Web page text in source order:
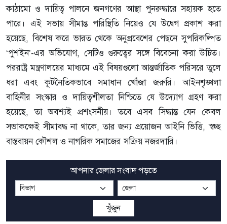
কাঠামো ও দায়িত্ব পালনে জনগণের আস্থা পুনরুদ্ধারে সহায়ক হতে
পারে। এই সভায় সীমান্ত পরিস্থিতি নিয়েও যে উদ্বেগ প্রকাশ করা
হয়েছে, বিশেষ করে ভারত থেকে অনুপ্রবেশের পেছনে সুপরিকল্পিত
‘পুশইন’-এর অভিযোগ, সেটিও গুরুত্বের সঙ্গে বিবেচনা করা উচিত।
পররাষ্ট্র মন্ত্রণালয়ের মাধ্যমে এই বিষয়গুলো আন্তর্জাতিক পরিসরে তুলে
ধরা এবং কূটনৈতিকভাবে সমাধান খোঁজা জরুরি। আইনশৃঙ্খলা
বাহিনীর সংস্কার ও দায়িত্বশীলতা নিশ্চিতে যে উদ্যোগ গ্রহণ করা
হয়েছে, তা অবশ্যই প্রশংসনীয়। তবে এসব সিদ্ধান্ত যেন কেবল
সভাকক্ষেই সীমাবদ্ধ না থাকে, তার জন্য প্রয়োজন আইনি ভিত্তি, স্বচ্ছ
বাস্তবায়ন কৌশল ও নাগরিক সমাজের সক্রিয় নজরদারি।
আপনার জেলার সংবাদ পড়তে
খুঁজুন